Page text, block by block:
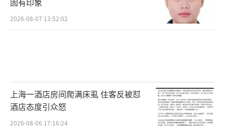
司”创业模式同样暗藏风险。如果创业者不了
解AI技术底层逻辑，一味依赖智能工具，忽视
理，但供应链搭建、实地验货、物流统筹等线
下核心业务无法被AI替代。
2026-08-07 13:52:02
上海一酒店房间爬满床虱 住客反被怼
酒店态度引众怒
2026-08-06 17:16:24